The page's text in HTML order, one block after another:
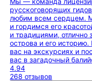
русскоговорящих
любим всем сердцем.
и гордимся его
и традициями, отлично
острова и его
вас на экскурсиях и
вас в загадочный
4.94
268 отзывов